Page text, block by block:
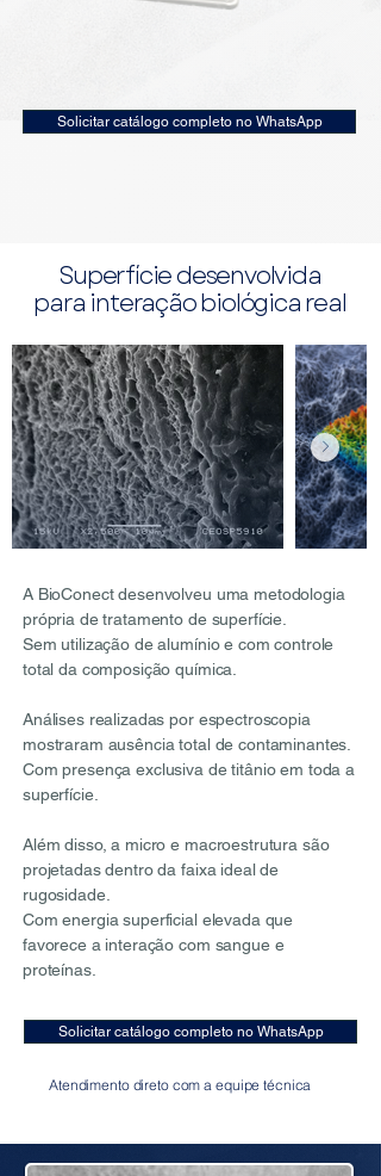
Solicitar catálogo completo no WhatsApp
Superfície desenvolvida
para interação biológica real
A BioConect desenvolveu uma metodologia
própria de tratamento de superfície.
Sem utilização de alumínio e com controle
total da composição química.
Análises realizadas por espectroscopia
mostraram ausência total de contaminantes.
Com presença exclusiva de titânio em toda a
superfície.
Além disso, a micro e macroestrutura são
projetadas dentro da faixa ideal de
rugosidade.
Com energia superficial elevada que
favorece a interação com sangue e
proteínas.
Solicitar catálogo completo no WhatsApp
Atendimento direto com a equipe técnica